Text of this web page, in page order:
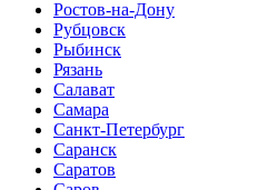
Ростов-на-Дону
Рубцовск
Рыбинск
Рязань
Салават
Самара
Санкт-Петербург
Саранск
Саратов